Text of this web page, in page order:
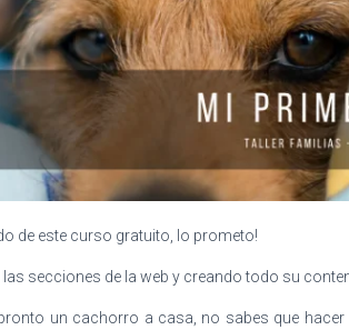
de este curso gratuito, lo prometo!
secciones de la web y creando todo su
un cachorro a casa, no sabes que